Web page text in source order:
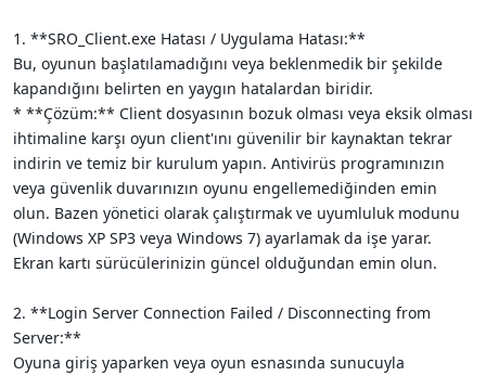
1. **SRO_Client.exe Hatası / Uygulama Hatası:**
Bu, oyunun başlatılamadığını veya beklenmedik bir şekilde
kapandığını belirten en yaygın hatalardan biridir.
* **Çözüm:** Client dosyasının bozuk olması veya eksik olması
ihtimaline karşı oyun client'ını güvenilir bir kaynaktan tekrar
indirin ve temiz bir kurulum yapın. Antivirüs programınızın
veya güvenlik duvarınızın oyunu engellemediğinden emin
olun. Bazen yönetici olarak çalıştırmak ve uyumluluk modunu
(Windows XP SP3 veya Windows 7) ayarlamak da işe yarar.
Ekran kartı sürücülerinizin güncel olduğundan emin olun.
2. **Login Server Connection Failed / Disconnecting from
Server:**
Oyuna giriş yaparken veya oyun esnasında sunucuyla